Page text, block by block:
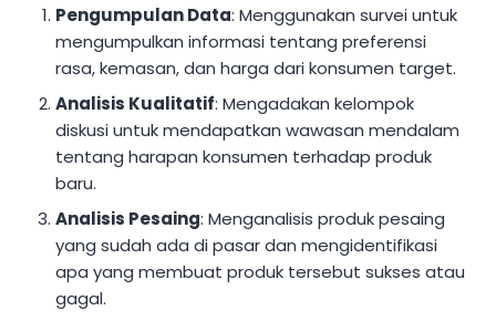
Pengumpulan Data: Menggunakan survei untuk
mengumpulkan informasi tentang preferensi
rasa, kemasan, dan harga dari konsumen target.
Analisis Kualitatif: Mengadakan kelompok
diskusi untuk mendapatkan wawasan mendalam
tentang harapan konsumen terhadap produk
baru.
Analisis Pesaing: Menganalisis produk pesaing
yang sudah ada di pasar dan mengidentifikasi
apa yang membuat produk tersebut sukses atau
gagal.